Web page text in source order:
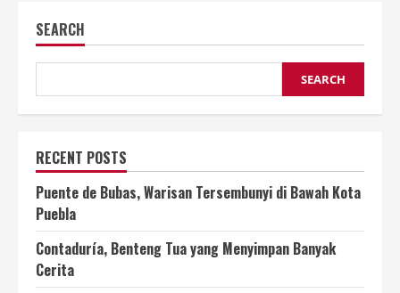
Iman,
dan
Eropa
SEARCH
SEARCH
RECENT POSTS
Puente de Bubas, Warisan Tersembunyi di Bawah Kota
Puebla
Contaduría, Benteng Tua yang Menyimpan Banyak
Cerita